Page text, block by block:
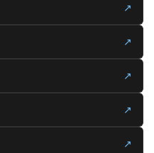
↗
↗
↗
↗
↗